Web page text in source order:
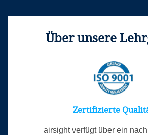
Über unsere
Zertifizierte
airsight verfügt über ein